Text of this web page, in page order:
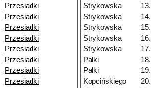
Przesiadki
Przesiadki
Przesiadki
Przesiadki
Przesiadki
Przesiadki
Przesiadki
Przesiadki
Strykowska
13.
Strykowska
14.
Strykowska
15.
Strykowska
16.
Strykowska
17.
Palki
18.
Palki
19.
Kopcińskiego
20.